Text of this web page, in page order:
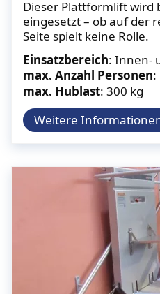
Dieser Plattformlift wird
eingesetzt – ob auf der
Seite spielt keine Rolle.
Einsatzbereich: Innen-
max. Anzahl Personen:
max. Hublast: 300 kg
Weitere